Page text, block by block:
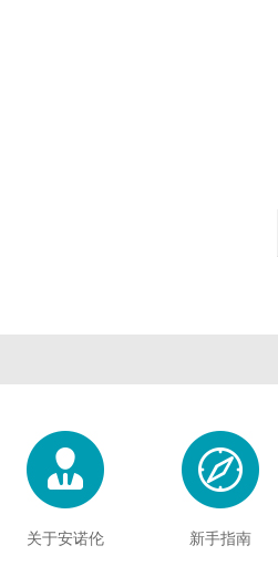
关于安诺伦 新手指南